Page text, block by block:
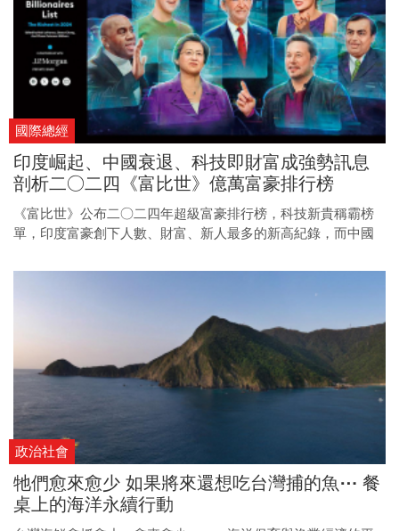
國際總經
印度崛起、中國衰退、科技即財富成強勢訊息
剖析二○二四《富比世》億萬富豪排行榜
《富比世》公布二○二四年超級富豪排行榜，科技新貴稱霸榜
單，印度富豪創下人數、財富、新人最多的新高紀錄，而中國
政治社會
牠們愈來愈少 如果將來還想吃台灣捕的魚⋯ 餐
桌上的海洋永續行動